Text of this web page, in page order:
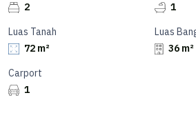
2
1
Luas Tanah
72 m²
Luas
36 m²
Carport
1